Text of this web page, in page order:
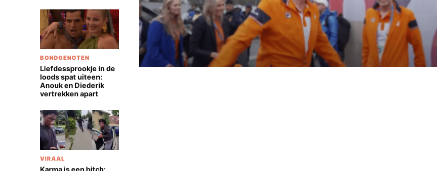
BONDGENOTEN
Liefdessprookje in de
loods spat uiteen:
Anouk en Diederik
vertrekken apart
VIRAAL
Karma is een bitch: